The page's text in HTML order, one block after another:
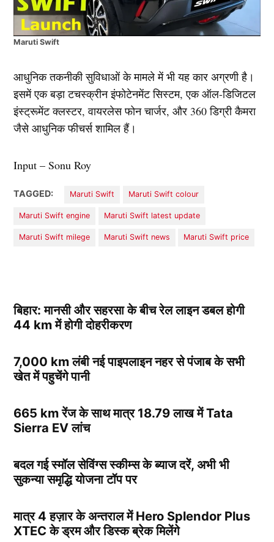
Maruti Swift
आधुनिक तकनीकी सुविधाओं के मामले में भी यह कार अग्रणी है।
इसमें एक बड़ा टचस्क्रीन इंफोटेनमेंट सिस्टम, एक ऑल-डिजिटल
इंस्ट्रूमेंट क्लस्टर, वायरलेस फोन चार्जर, और 360 डिग्री कैमरा
जैसे आधुनिक फीचर्स शामिल हैं।
Input – Sonu Roy
TAGGED: Maruti Swift Maruti Swift colour
Maruti Swift engine Maruti Swift latest update
Maruti Swift milege Maruti Swift news Maruti Swift price
बिहार: मानसी और सहरसा के बीच रेल लाइन डबल होगी
44 km में होगी दोहरीकरण
7,000 km लंबी नई पाइपलाइन नहर से पंजाब के सभी
खेत में पहुचेंगे पानी
665 km रेंज के साथ मात्र 18.79 लाख में Tata
Sierra EV लांच
बदल गई स्मॉल सेविंग्स स्कीम्स के ब्याज दरें, अभी भी
सुकन्या समृद्धि योजना टॉप पर
मात्र 4 हज़ार के अन्तराल में Hero Splendor Plus
XTEC के ड्रम और डिस्क ब्रेक मिलेंगे